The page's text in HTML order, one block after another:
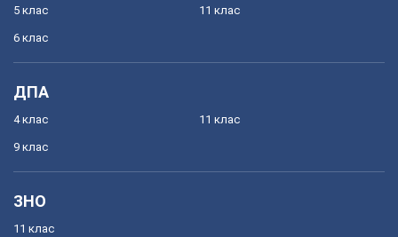
5 клас
6 клас
11 клас
ДПА
4 клас
9 клас
11 клас
ЗНО
11 клас